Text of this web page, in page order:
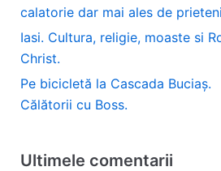
calatorie dar mai ales de
Iasi. Cultura, religie, moaste si
Christ.
Pe bicicletă la Cascada Buciaș.
Călătorii cu Boss.
Ultimele comentarii